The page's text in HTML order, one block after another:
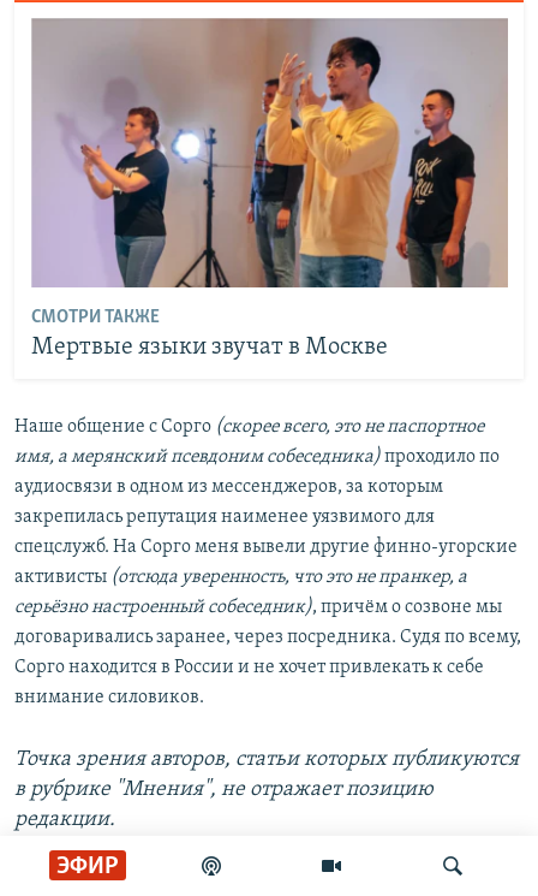
ЭФИР
СМОТРИ ТАКЖЕ
Мертвые языки звучат в Москве
Наше общение с Сорго (скорее всего, это не паспортное
имя, а мерянский псевдоним собеседника)проходило по
аудиосвязи в одном из мессенджеров, за которым
закрепилась репутация наименее уязвимого для
спецслужб. На Сорго меня вывели другие финно-угорские
активисты (отсюда уверенность, что это не пранкер, а
серьёзно настроенный собеседник), причём о созвоне мы
договаривались заранее, через посредника. Судя по всему,
Сорго находится в России и не хочет привлекать к себе
внимание силовиков.
Точка зрения авторов, статьи которых публикуются
в рубрике "Мнения", не отражает позицию
редакции.
Подписывайтесь на наш канал в . Что